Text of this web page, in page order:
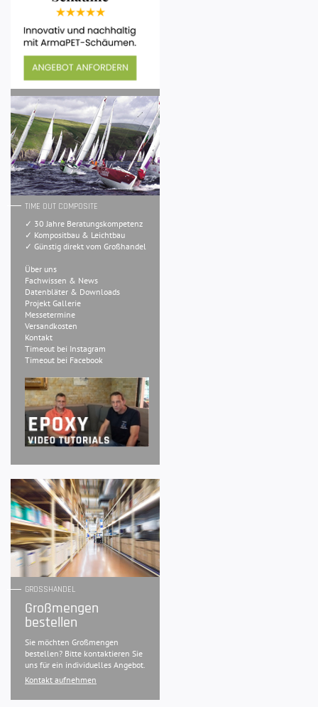
TIME OUT COMPOSITE
✓ 30 Jahre Beratungskompetenz
✓ Kompositbau & Leichtbau
✓ Günstig direkt vom Großhandel
Über uns
Fachwissen & News
Datenbläter & Downloads
Projekt Gallerie
Messetermine
Versandkosten
Kontakt
Timeout bei Instagram
Timeout bei Facebook
GROSSHANDEL
Großmengen
bestellen
Sie möchten Großmengen
bestellen? Bitte kontaktieren Sie
uns für ein individuelles Angebot.
Kontakt aufnehmen